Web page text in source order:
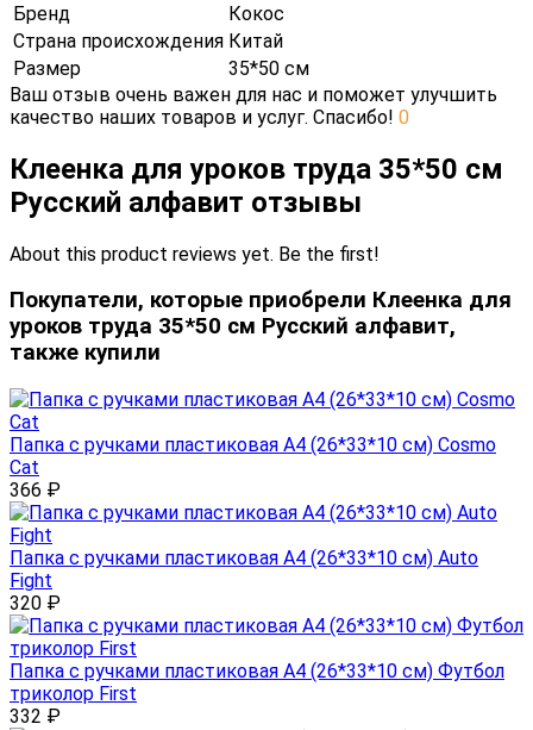
Бренд
Кокос
Страна происхождения Китай
Размер
35*50 см
Ваш отзыв очень важен для нас и поможет улучшить
качество наших товаров и услуг. Спасибо! 0
Клеенка для уроков труда 35*50 см
Русский алфавит отзывы
About this product reviews yet. Be the first!
Покупатели, которые приобрели Клеенка для
уроков труда 35*50 см Русский алфавит,
также купили
Папка с ручками пластиковая А4 (26*33*10 см) Cosmo
Cat
366 ₽
Папка с ручками пластиковая А4 (26*33*10 см) Auto
Fight
320 ₽
Папка с ручками пластиковая А4 (26*33*10 см) Футбол
триколор First
332 ₽